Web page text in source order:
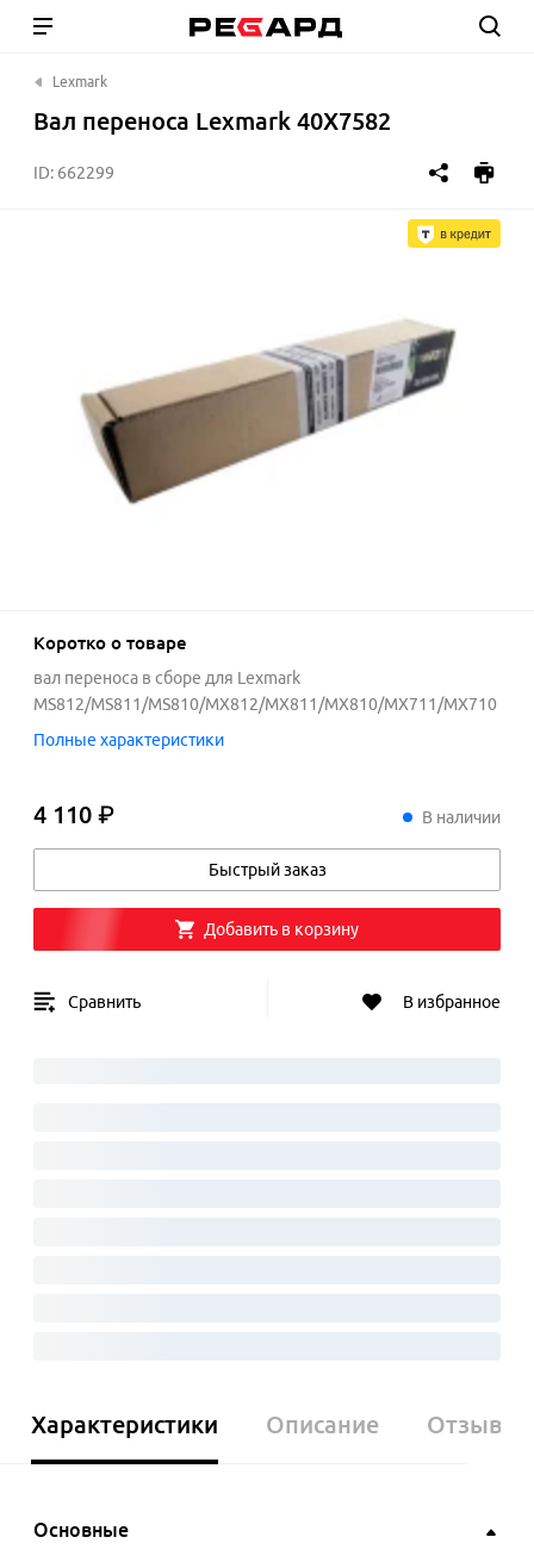
Lexmark
Вал переноса Lexmark 40X7582
ID: 662299
Коротко о товаре
вал переноса в сборе для Lexmark
MS812/MS811/MS810/MX812/MX811/MX810/MX711/MX710
Полные характеристики
4 110 ₽4 110 ₽ В наличии
Быстрый заказ
Добавить в корзину
Сравнить В избранное
Характеристики Описание Отзывы
Основные